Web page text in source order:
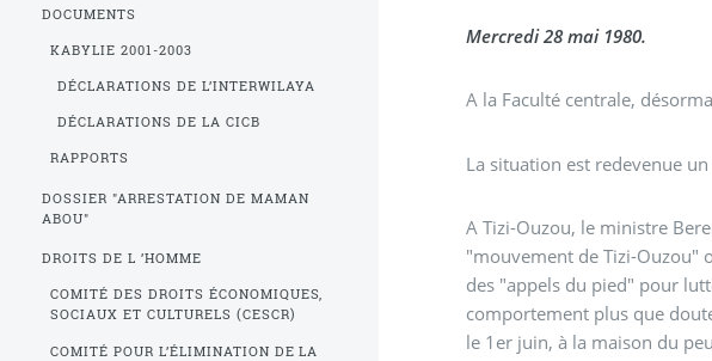
Mercredi 28 mai 1980.
A la Faculté centrale,
La situation est redevenue
A Tizi-Ouzou, le ministre
"mouvement de Tizi-Ouzou"
des "appels du pied" pour
comportement plus que
le 1er juin, à la maison du
DOCUMENTS
KABYLIE 2001-2003
DÉCLARATIONS DE L’INTERWILAYA
DÉCLARATIONS DE LA CICB
RAPPORTS
DOSSIER "ARRESTATION DE MAMAN
ABOU"
DROITS DE L ’HOMME
COMITÉ DES DROITS ÉCONOMIQUES,
SOCIAUX ET CULTURELS (CESCR)
COMITÉ POUR L’ÉLIMINATION DE LA